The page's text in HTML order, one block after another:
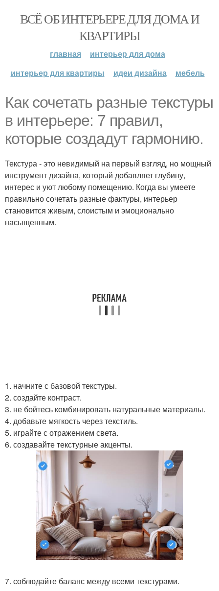
ВСЁ ОБ ИНТЕРЬЕРЕ ДЛЯ ДОМА И
КВАРТИРЫ
главная
интерьер для дома
интерьер для квартиры
идеи дизайна мебель
Как сочетать разные текстуры
в интерьере: 7 правил,
которые создадут гармонию.
Текстура - это невидимый на первый взгляд, но мощный
инструмент дизайна, который добавляет глубину,
интерес и уют любому помещению. Когда вы умеете
правильно сочетать разные фактуры, интерьер
становится живым, слоистым и эмоционально
насыщенным.
1. начните с базовой текстуры.
2. создайте контраст.
3. не бойтесь комбинировать натуральные материалы.
4. добавьте мягкость через текстиль.
5. играйте с отражением света.
6. создавайте текстурные акценты.
7. соблюдайте баланс между всеми текстурами.